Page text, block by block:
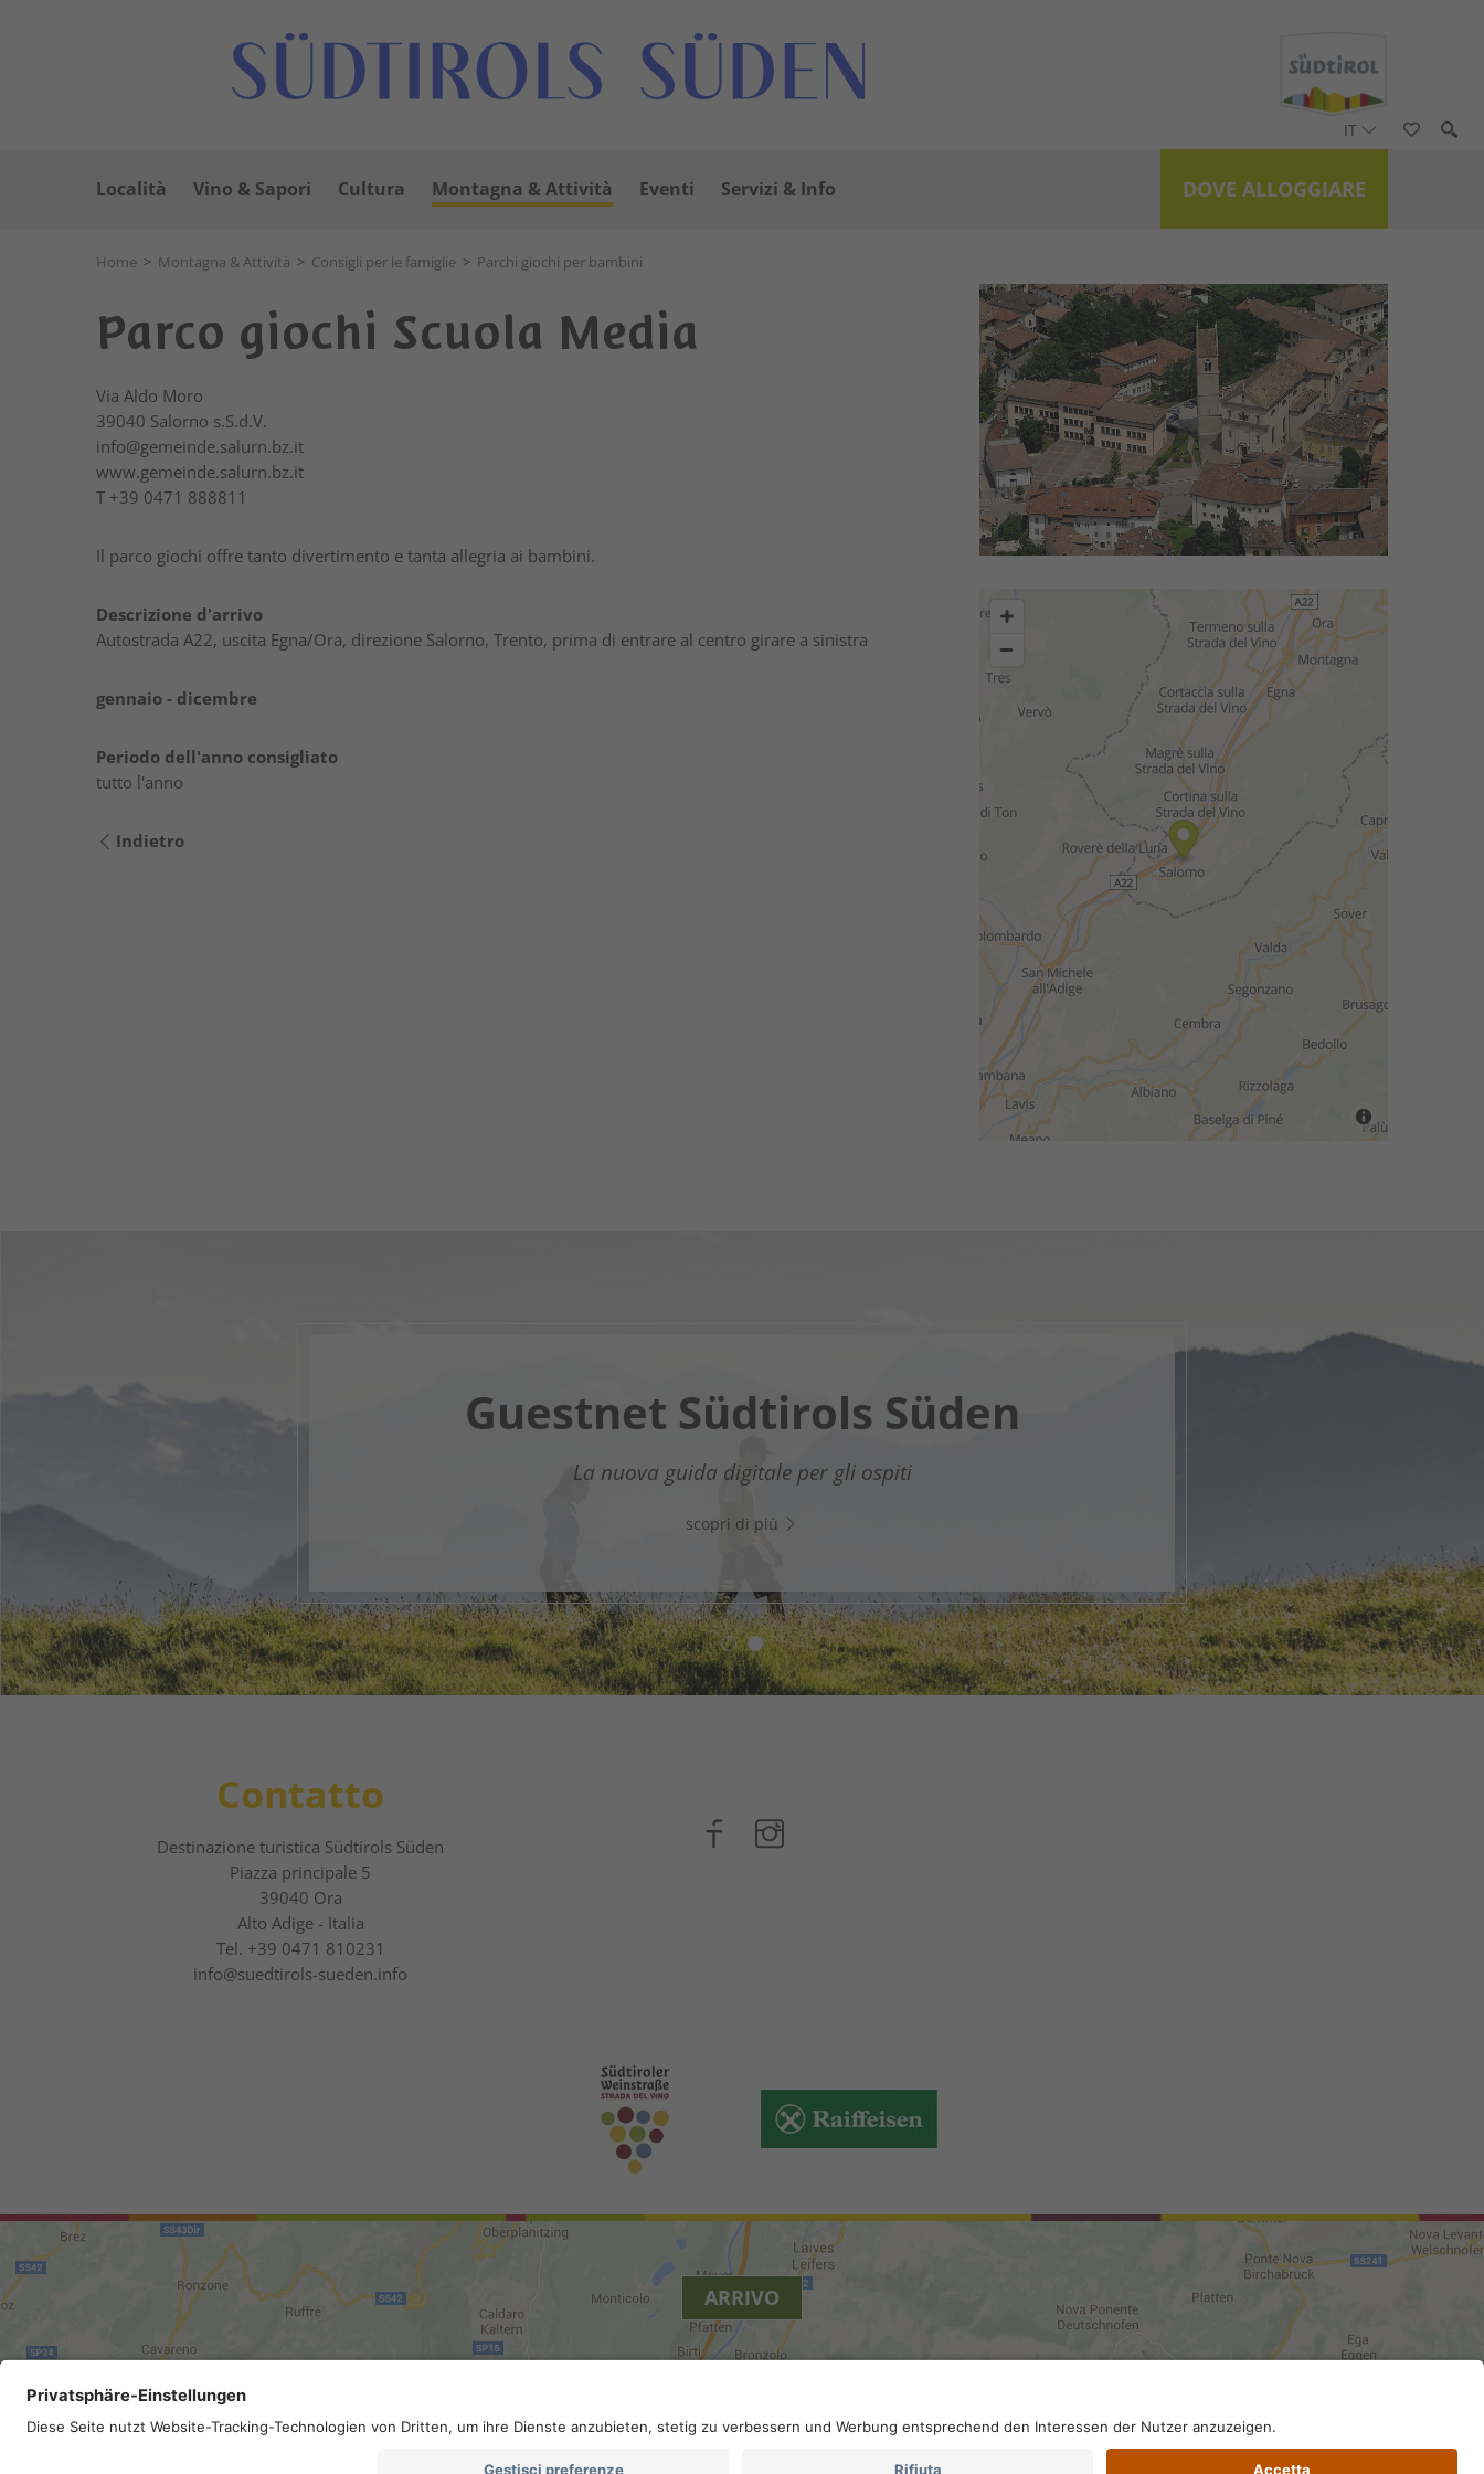
IT
DOVE ALLOGGIARE
Località Vino & Sapori Cultura Montagna & Attività Eventi Servizi & Info
Home > Montagna & Attività > Consigli per le famiglie > Parchi giochi per bambini
Parco giochi Scuola Media
Via Aldo Moro
39040 Salorno s.S.d.V.
info@gemeinde.salurn.bz.it
www.gemeinde.salurn.bz.it
T +39 0471 888811
Il parco giochi offre tanto divertimento e tanta allegria ai bambini.
Descrizione d'arrivo
Autostrada A22, uscita Egna/Ora, direzione Salorno, Trento, prima di entrare al centro girare a sinistra
gennaio - dicembre
Periodo dell'anno consigliato
tutto l'anno
Indietro
Chatbot OTTO
Il tuo assistente digitale nel Sud dell’Alto Adige - Clicca sul link, apri
WhatsApp e inizia subito a chattare!
scopri di più
Guestnet Südtirols Süden
La nuova guida digitale per gli ospiti
scopri di più
1 2
Contatto
Destinazione turistica Südtirols Süden
Piazza principale 5
39040 Ora
Alto Adige - Italia
Tel. +39 0471 810231
info@suedtirols-sueden.info
ARRIVO
Mappa del sito . Credits . Privacy . Accessibilità . Impostazioni privacy . Partita IVA IT 02296130210; SDI-Kodex: A4RZ960